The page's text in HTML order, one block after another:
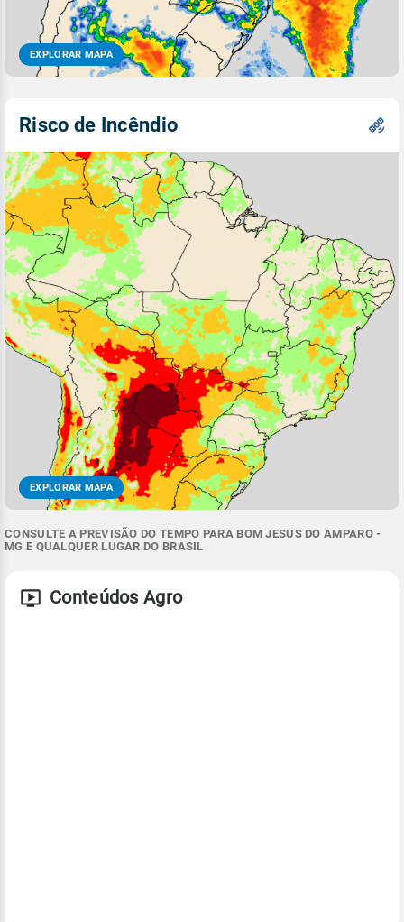
EXPLORAR MAPA
Risco de Incêndio
EXPLORAR MAPA
CONSULTE A PREVISÃO DO TEMPO PARA BOM JESUS DO AMPARO -
MG E QUALQUER LUGAR DO BRASIL
Conteúdos Agro